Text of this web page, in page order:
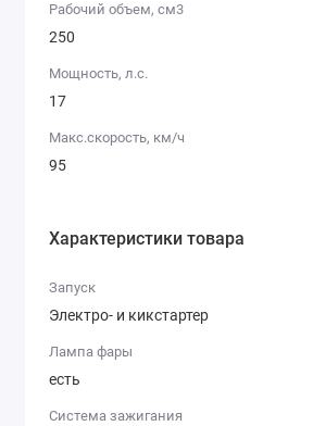
Рабочий объем, см3
250
Мощность, л.с.
17
Макс.скорость, км/ч
95
Характеристики товара
Запуск
Электро- и кикстартер
Лампа фары
есть
Система зажигания